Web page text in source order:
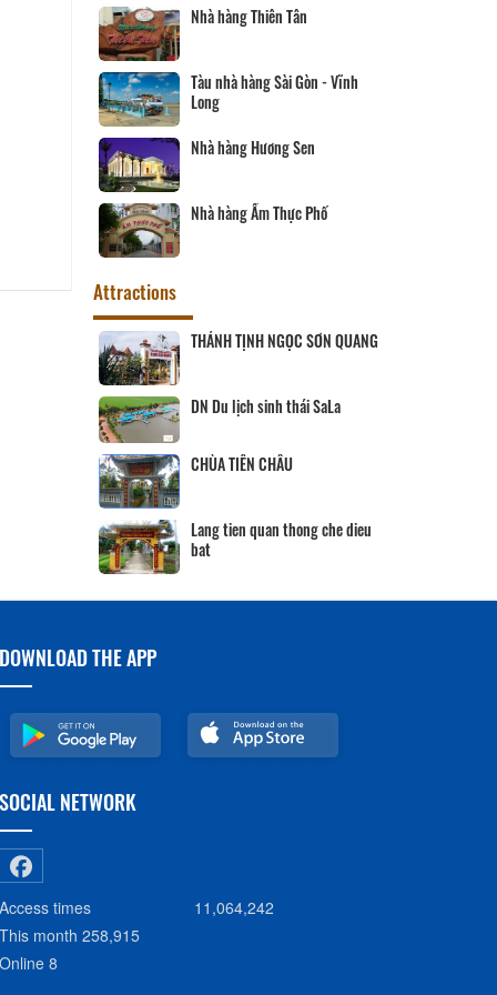
Nhà hàng Thiên Tân
Tàu nhà hàng Sài Gòn - Vĩnh
Long
Nhà hàng Hương Sen
Nhà hàng Ẩm Thực Phố
Attractions
THÁNH TỊNH NGỌC SƠN QUANG
DN Du lịch sinh thái SaLa
CHÙA TIÊN CHÂU
Lang tien quan thong che dieu
bat
DOWNLOAD THE APP
SOCIAL NETWORK
Access times
11,064,242
This month 258,915
Online 8